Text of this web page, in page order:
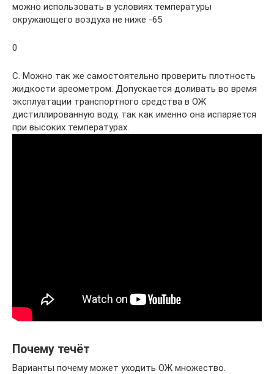
можно использовать в условиях температуры
окружающего воздуха не ниже -65
0
С. Можно так же самостоятельно проверить плотность
жидкости ареометром. Допускается доливать во время
эксплуатации транспортного средства в ОЖ
дистиллированную воду, так как именно она испаряется
при высоких температурах.
Почему течёт
Варианты почему может уходить ОЖ множество.